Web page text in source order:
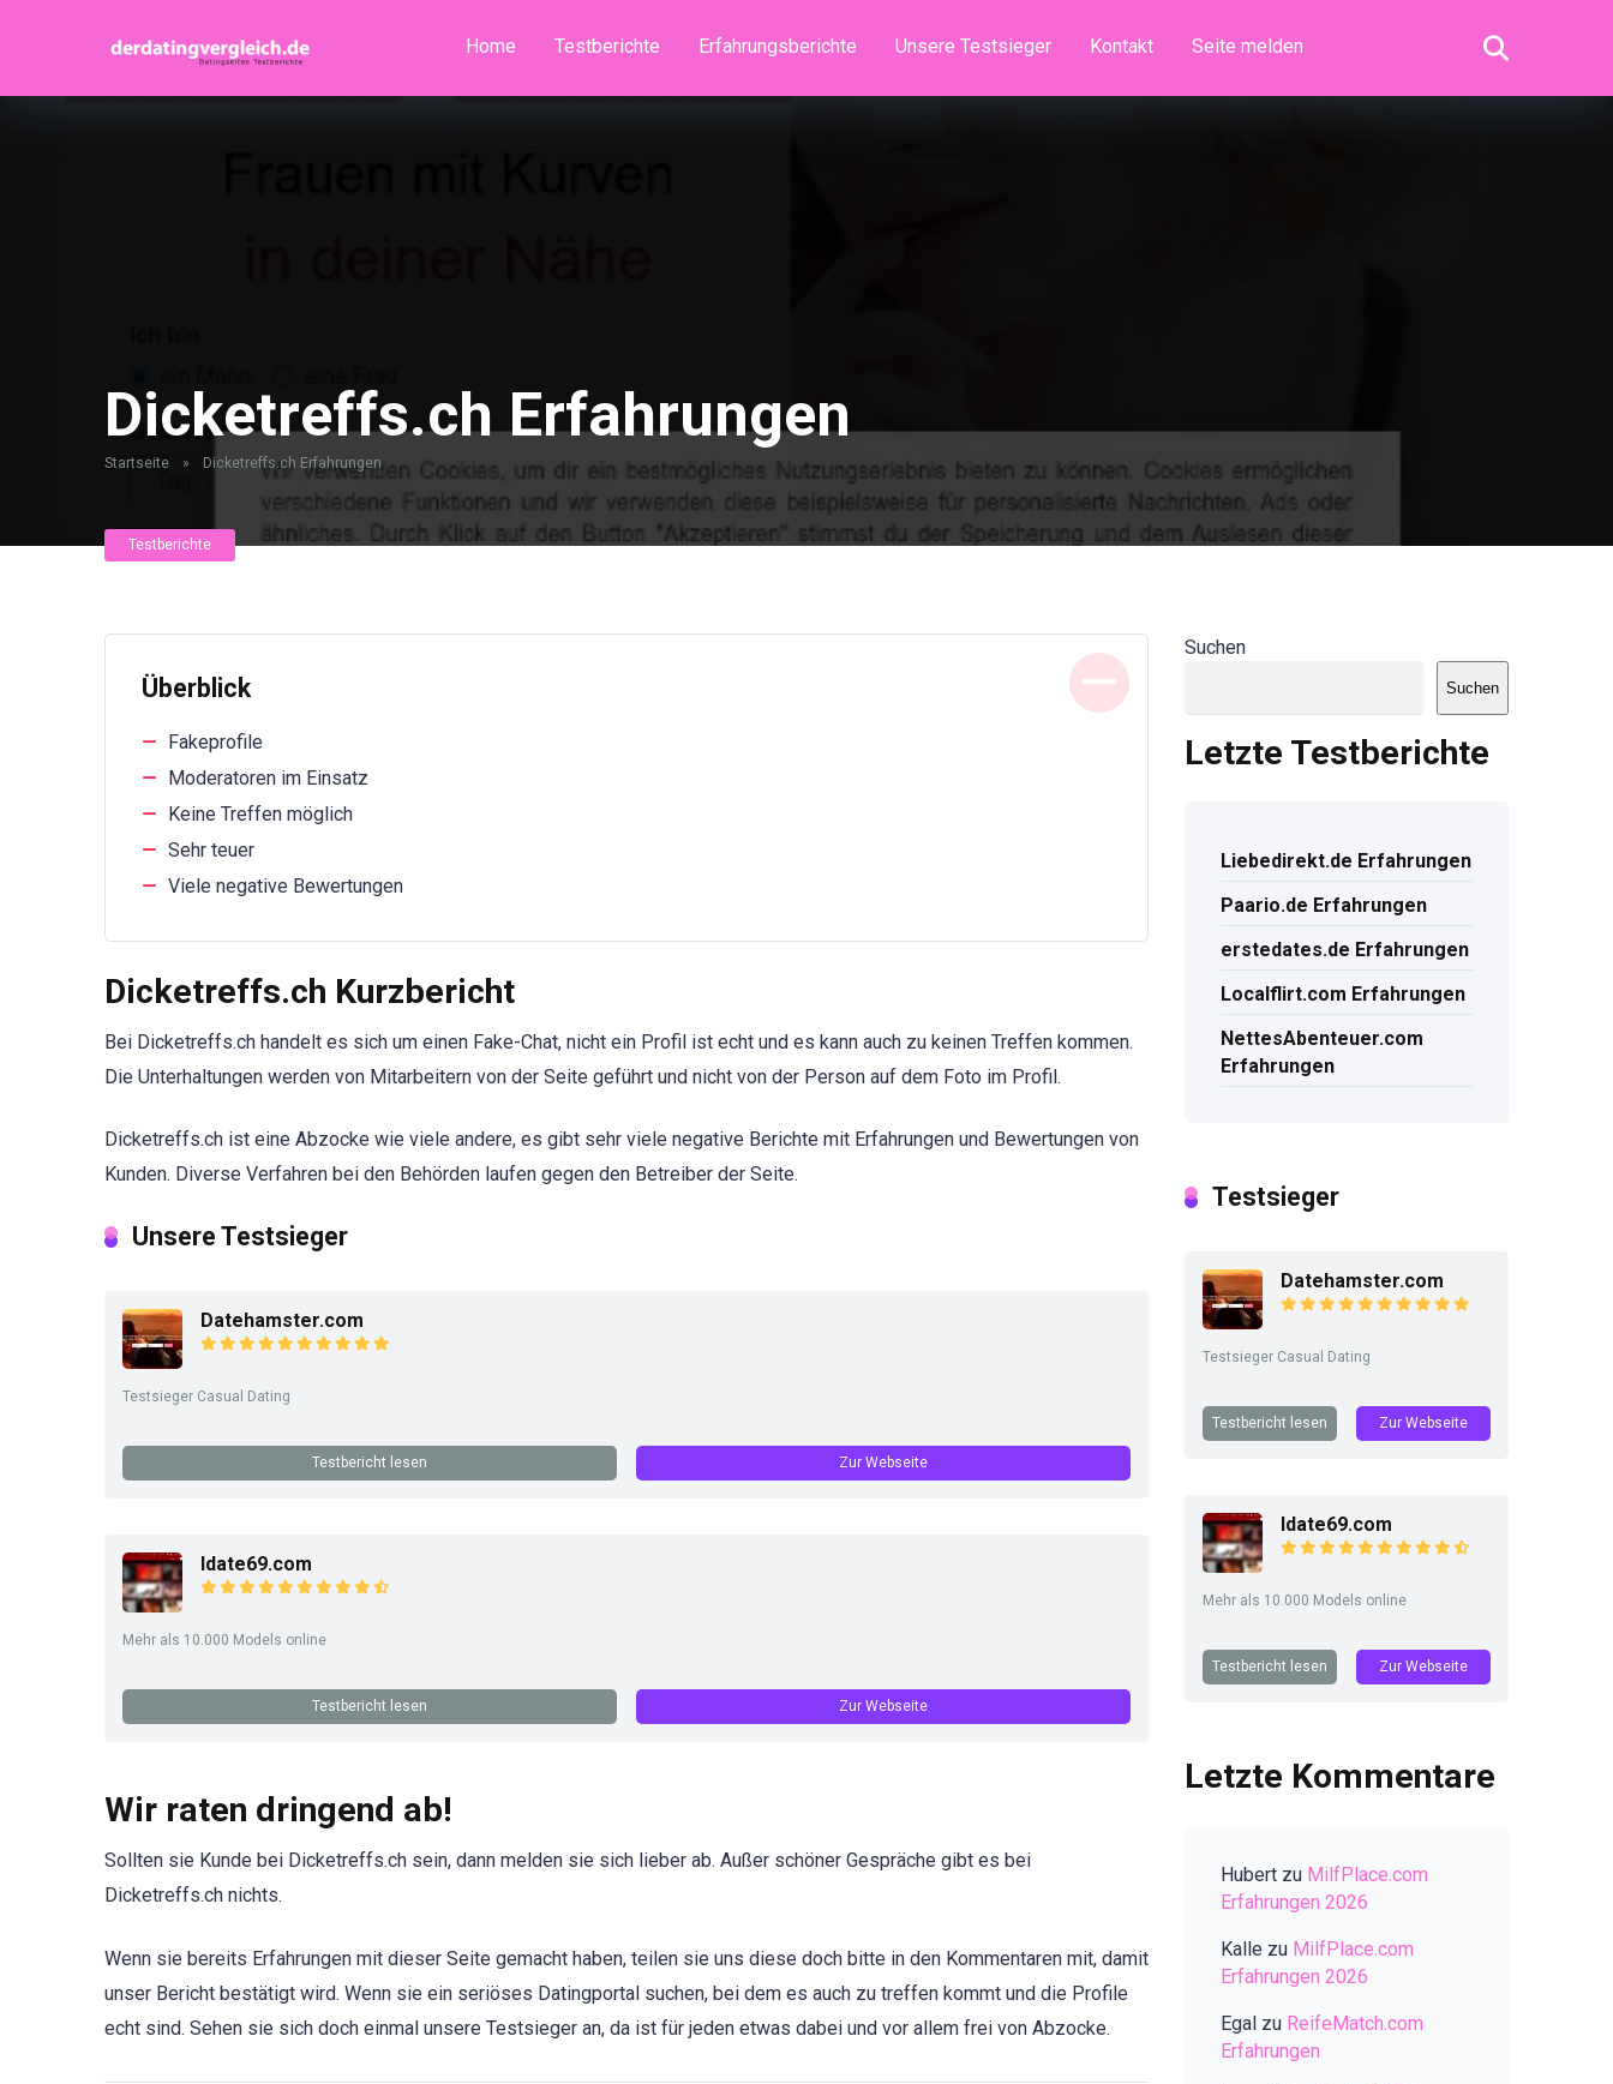
Home Testberichte Erfahrungsberichte Unsere Testsieger Kontakt Seite melden
Dicketreffs.ch Erfahrungen
Startseite » Dicketreffs.ch Erfahrungen
Testberichte
Überblick
Fakeprofile
Moderatoren im Einsatz
Keine Treffen möglich
Sehr teuer
Viele negative Bewertungen
Dicketreffs.ch Kurzbericht
Bei Dicketreffs.ch handelt es sich um einen Fake-Chat, nicht ein Profil ist echt und es kann auch zu keinen Treffen kommen.
Die Unterhaltungen werden von Mitarbeitern von der Seite geführt und nicht von der Person auf dem Foto im Profil.
Dicketreffs.ch ist eine Abzocke wie viele andere, es gibt sehr viele negative Berichte mit Erfahrungen und Bewertungen von
Kunden. Diverse Verfahren bei den Behörden laufen gegen den Betreiber der Seite.
Unsere Testsieger
Datehamster.com
Testsieger Casual Dating
Testbericht lesen Zur Webseite
Idate69.com
Mehr als 10.000 Models online
Testbericht lesen Zur Webseite
Wir raten dringend ab!
Sollten sie Kunde bei Dicketreffs.ch sein, dann melden sie sich lieber ab. Außer schöner Gespräche gibt es bei
Dicketreffs.ch nichts.
Wenn sie bereits Erfahrungen mit dieser Seite gemacht haben, teilen sie uns diese doch bitte in den Kommentaren mit, damit
unser Bericht bestätigt wird. Wenn sie ein seriöses Datingportal suchen, bei dem es auch zu treffen kommt und die Profile
echt sind. Sehen sie sich doch einmal unsere Testsieger an, da ist für jeden etwas dabei und vor allem frei von Abzocke.
Suchen
Suchen
Letzte Testberichte
Liebedirekt.de Erfahrungen
Paario.de Erfahrungen
erstedates.de Erfahrungen
Localflirt.com Erfahrungen
NettesAbenteuer.com
Erfahrungen
Testsieger
Datehamster.com
Testsieger Casual Dating
Testbericht lesen Zur Webseite
Idate69.com
Mehr als 10.000 Models online
Testbericht lesen Zur Webseite
Letzte Kommentare
Hubert zu MilfPlace.com
Erfahrungen 2026
Kalle zu MilfPlace.com
Erfahrungen 2026
Egal zu ReifeMatch.com
Erfahrungen